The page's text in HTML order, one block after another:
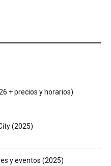
+ precios y horarios)
(2025)
y eventos (2025)